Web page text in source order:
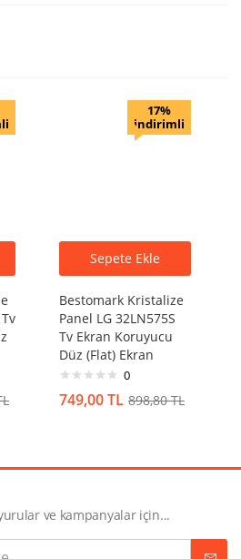
17%
indirimli
Sepete Ekle
Bestomark Kristalize
Panel LG 32LN575S
Tv Ekran Koruyucu
Düz (Flat) Ekran
0
749,00TL 898,80TL
ve kampanyalar için...